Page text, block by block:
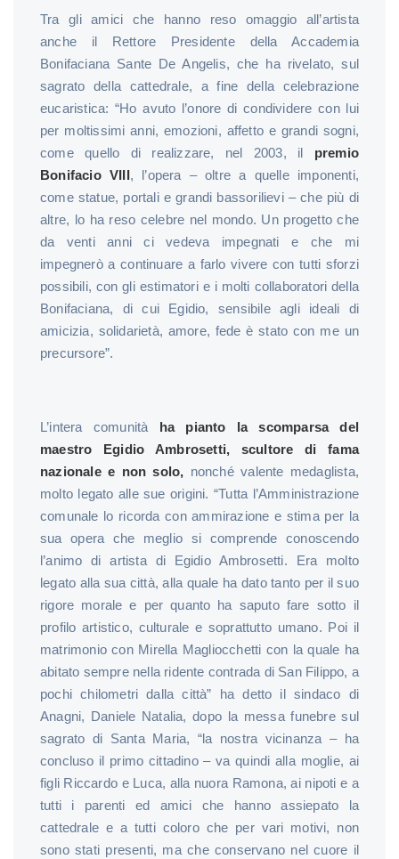
Tra gli amici che hanno reso omaggio all’artista
anche il Rettore Presidente della Accademia
Bonifaciana Sante De Angelis, che ha rivelato, sul
sagrato della cattedrale, a fine della celebrazione
eucaristica: “Ho avuto l’onore di condividere con lui
per moltissimi anni, emozioni, affetto e grandi sogni,
come quello di realizzare, nel 2003, il premio
Bonifacio VIII, l’opera – oltre a quelle imponenti,
come statue, portali e grandi bassorilievi – che più di
altre, lo ha reso celebre nel mondo. Un progetto che
da venti anni ci vedeva impegnati e che mi
impegnerò a continuare a farlo vivere con tutti sforzi
possibili, con gli estimatori e i molti collaboratori della
Bonifaciana, di cui Egidio, sensibile agli ideali di
amicizia, solidarietà, amore, fede è stato con me un
precursore”.
L’intera comunità ha pianto la scomparsa del
maestro Egidio Ambrosetti, scultore di fama
nazionale e non solo, nonché valente medaglista,
molto legato alle sue origini. “Tutta l’Amministrazione
comunale lo ricorda con ammirazione e stima per la
sua opera che meglio si comprende conoscendo
l’animo di artista di Egidio Ambrosetti. Era molto
legato alla sua città, alla quale ha dato tanto per il suo
rigore morale e per quanto ha saputo fare sotto il
profilo artistico, culturale e soprattutto umano. Poi il
matrimonio con Mirella Magliocchetti con la quale ha
abitato sempre nella ridente contrada di San Filippo, a
pochi chilometri dalla città” ha detto il sindaco di
Anagni, Daniele Natalia, dopo la messa funebre sul
sagrato di Santa Maria, “la nostra vicinanza – ha
concluso il primo cittadino – va quindi alla moglie, ai
figli Riccardo e Luca, alla nuora Ramona, ai nipoti e a
tutti i parenti ed amici che hanno assiepato la
cattedrale e a tutti coloro che per vari motivi, non
sono stati presenti, ma che conservano nel cuore il